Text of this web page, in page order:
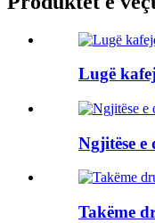
Lugë
Ngjitëse e
Takëme